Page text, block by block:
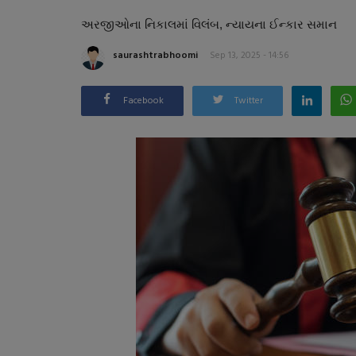
અરજીઓના નિકાલમાં વિલંબ, ન્યાયના ઈન્કાર સમાન
saurashtrabhoomi Sep 13, 2025 - 14:56
Facebook Twitter